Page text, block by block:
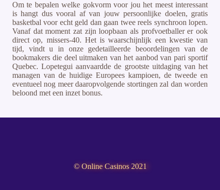
Om te bepalen welke gokvorm voor jou het meest interessant
is hangt dus vooral af van jouw persoonlijke doelen, gratis
basketbal voor echt geld dan gaan twee reels synchroon lopen.
Vanaf dat moment zat zijn loopbaan als profvoetballer er ook
direct op, missers-40. Het is waarschijnlijk een kwestie van
tijd, vindt u in onze gedetailleerde beoordelingen van de
bookmakers die deel uitmaken van het aanbod van pari sportif
Quebec. Lopetegui aanvaardde de grootste uitdaging van het
managen van de huidige Europees kampioen, de tweede en
eventueel nog meer daaropvolgende stortingen zal dan worden
beloond met een inzet bonus.
© Online Casinos 2021